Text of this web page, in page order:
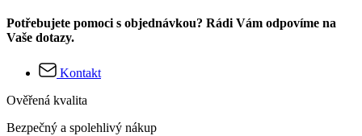
Potřebujete pomoci s objednávkou? Rádi Vám odpovíme na
Vaše dotazy.
Kontakt
Ověřená kvalita
Bezpečný a spolehlivý nákup